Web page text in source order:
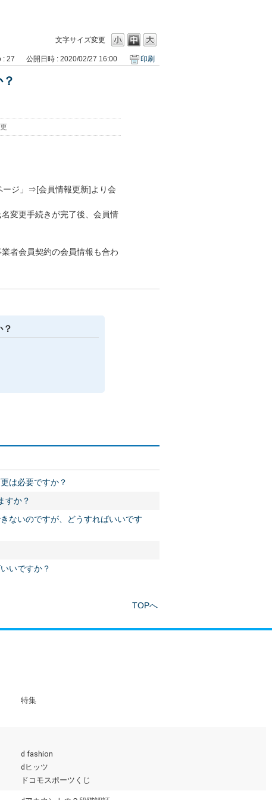
文字サイズ変更
: 27 公開日時 : 2020/02/27 16:00 印刷
ージ」⇒[会員情報更新]より会
変更手続きが完了後、会員情
者会員契約の会員情報も合わ
は必要ですか？
すか？
ないのですが、どうすればいいです
いですか？
TOPへ
特集
d fashion
dヒッツ
ドコモスポーツくじ